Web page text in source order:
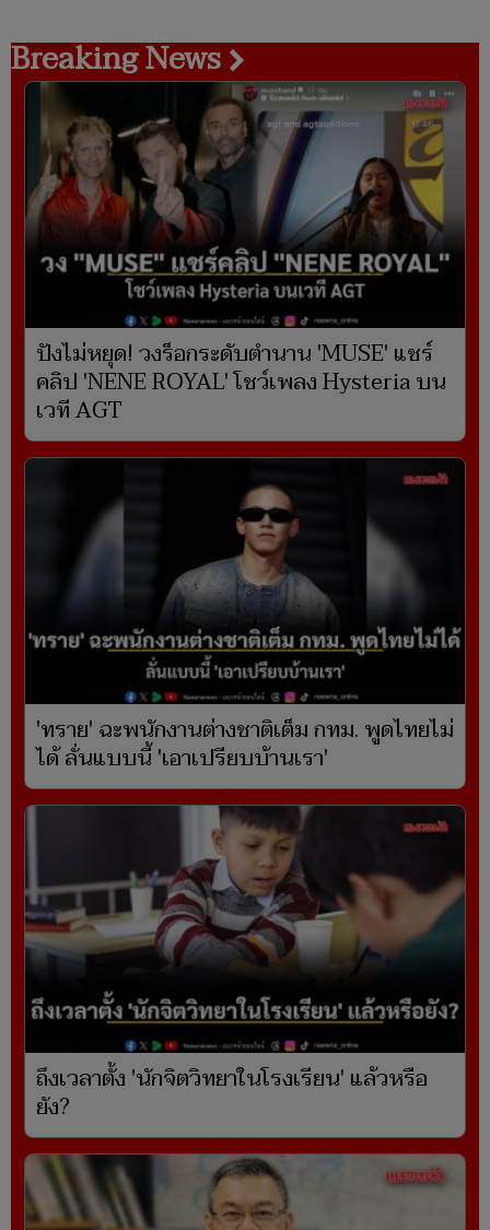
Breaking News
ปังไม่หยุด! วงร็อกระดับตำนาน 'MUSE' แชร์
คลิป 'NENE ROYAL' โชว์เพลง Hysteria บน
เวที AGT
'ทราย' ฉะพนักงานต่างชาติเต็ม กทม. พูดไทยไม่
ได้ ลั่นแบบนี้ 'เอาเปรียบบ้านเรา'
ถึงเวลาตั้ง 'นักจิตวิทยาในโรงเรียน' แล้วหรือ
ยัง?